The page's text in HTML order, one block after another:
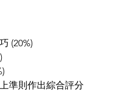
(20%)
準則作出綜合評分